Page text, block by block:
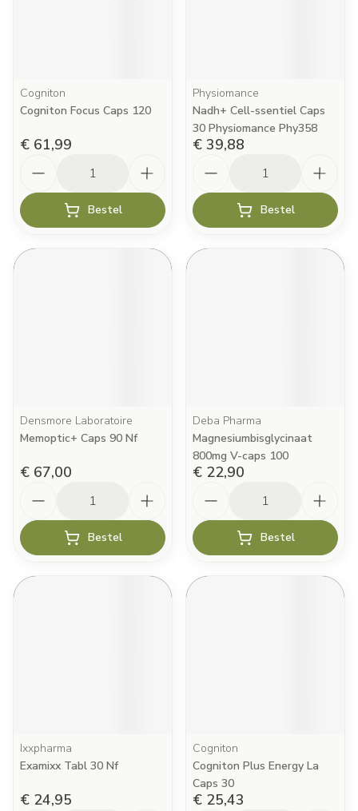
Cogniton
Cogniton Focus Caps 120
€ 61,99
Bestel
Physiomance
Nadh+ Cell-ssentiel Caps
30 Physiomance Phy358
€ 39,88
Bestel
Densmore Laboratoire
Memoptic+ Caps 90 Nf
€ 67,00
Bestel
Deba Pharma
Magnesiumbisglycinaat
800mg V-caps 100
€ 22,90
Bestel
Ixxpharma
Examixx Tabl 30 Nf
€ 24,95
Cogniton
Cogniton Plus Energy La
Caps 30
€ 25,43